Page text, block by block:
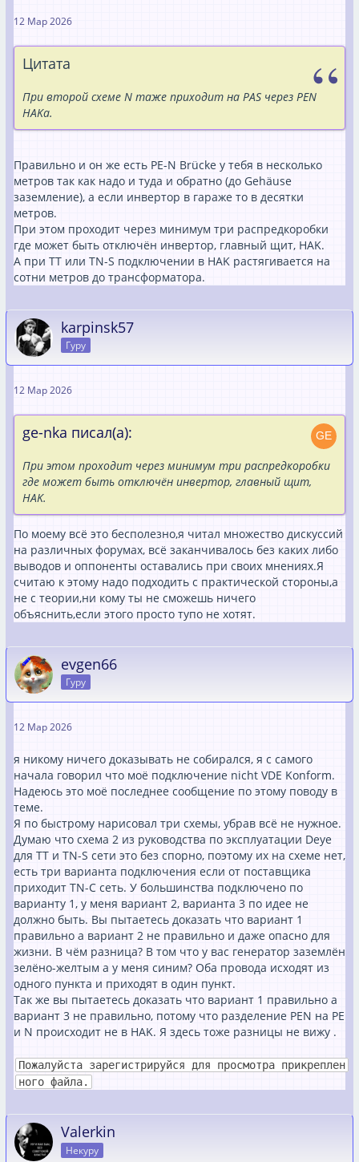
12 Мар 2026
Цитата
При второй схеме N таже приходит на PAS через PEN
HAKа.
Правильно и он же есть PE-N Brücke у тебя в несколько
метров так как надо и туда и обратно (до Gehäuse
заземление), а если инвертор в гараже то в десятки
метров.
При этом проходит через минимум три распредкоробки
где может быть отключён инвертор, главный щит, HAK.
А при ТТ или TN-S подключении в HAK растягивается на
сотни метров до трансформатора.
karpinsk57
Гуру
12 Мар 2026
ge-nka писал(а):
При этом проходит через минимум три распредкоробки
где может быть отключён инвертор, главный щит,
HAK.
По моему всё это бесполезно,я читал множество дискуссий
на различных форумах, всё заканчивалось без каких либо
выводов и оппоненты оставались при своих мнениях.Я
считаю к этому надо подходить с практической стороны,а
не с теории,ни кому ты не сможешь ничего
объяснить,если этого просто тупо не хотят.
evgen66
Гуру
12 Мар 2026
я никому ничего доказывать не собирался, я с самого
начала говорил что моё подключение nicht VDE Konform.
Надеюсь это моё последнее сообщение по этому поводу в
теме.
Я по быстрому нарисовал три схемы, убрав всё не нужное.
Думаю что схема 2 из руководства по эксплуатации Deye
для TT и TN-S сети это без спорно, поэтому их на схеме нет,
есть три варианта подключения если от поставщика
приходит TN-C сеть. У большинства подключено по
варианту 1, у меня вариант 2, варианта 3 по идее не
должно быть. Вы пытаетесь доказать что вариант 1
правильно а вариант 2 не правильно и даже опасно для
жизни. В чём разница? В том что у вас генератор заземлён
зелёно-желтым а у меня синим? Оба провода исходят из
одного пункта и приходят в один пункт.
Так же вы пытаетесь доказать что вариант 1 правильно а
вариант 3 не правильно, потому что разделение PEN на PE
и N происходит не в HAK. Я здесь тоже разницы не вижу .
Пожалуйста зарегистрируйся для просмотра прикреплен
ного файла.
Valerkin
Некуру